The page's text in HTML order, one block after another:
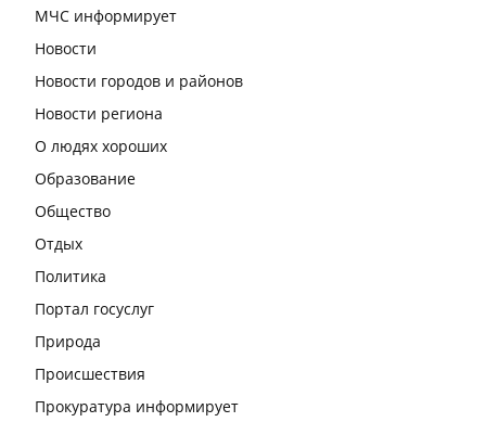
МЧС информирует
Новости
Новости городов и районов
Новости региона
О людях хороших
Образование
Общество
Отдых
Политика
Портал госуслуг
Природа
Происшествия
Прокуратура информирует